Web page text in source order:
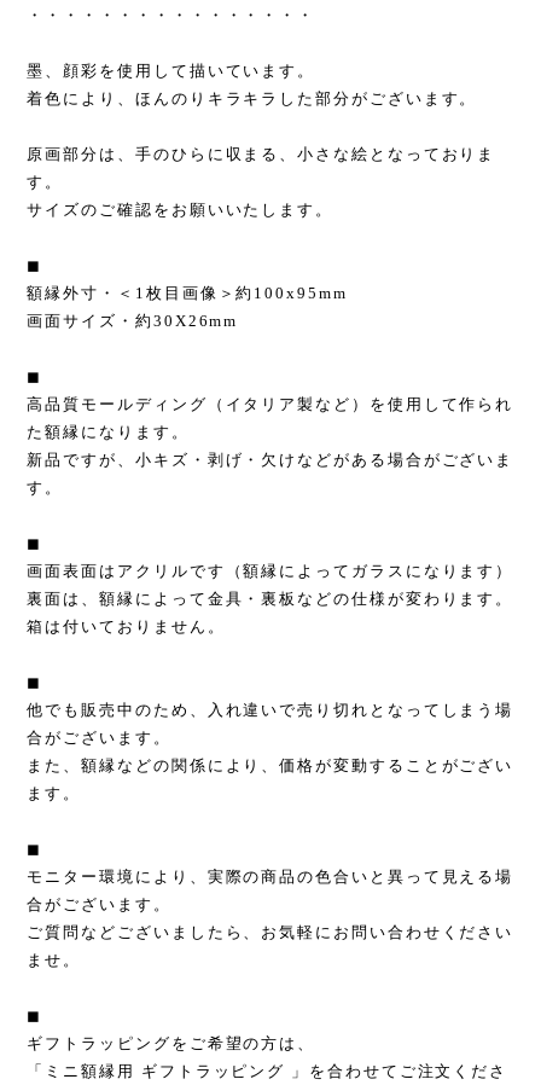
・・・・・・・・・・・・・・・・
墨、顔彩を使用して描いています。
着色により、ほんのりキラキラした部分がございます。
原画部分は、手のひらに収まる、小さな絵となっておりま
す。
サイズのご確認をお願いいたします。
◼︎
額縁外寸・＜1枚目画像＞約100x95mm
画面サイズ・約30X26mm
◼︎
高品質モールディング（イタリア製など）を使用して作られ
た額縁になります。
新品ですが、小キズ・剥げ・欠けなどがある場合がございま
す。
◼︎
画面表面はアクリルです（額縁によってガラスになります）
裏面は、額縁によって金具・裏板などの仕様が変わります。
箱は付いておりません。
◼︎
他でも販売中のため、入れ違いで売り切れとなってしまう場
合がございます。
また、額縁などの関係により、価格が変動することがござい
ます。
◼︎
モニター環境により、実際の商品の色合いと異って見える場
合がございます。
ご質問などございましたら、お気軽にお問い合わせください
ませ。
◼︎
ギフトラッピングをご希望の方は、
「ミニ額縁用 ギフトラッピング 」を合わせてご注文くださ